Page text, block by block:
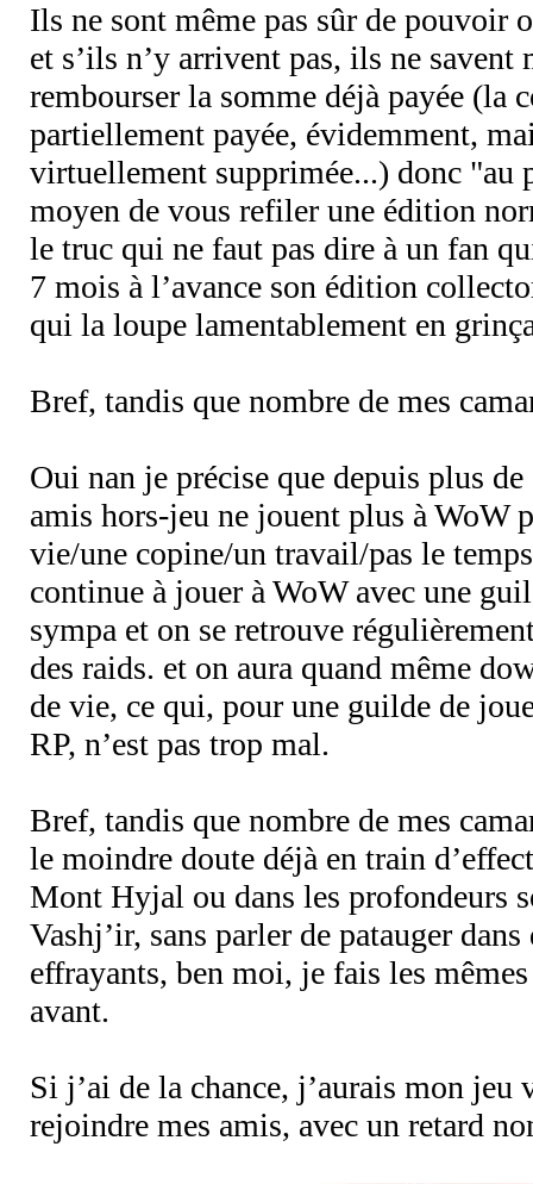
Ils ne sont même pas sûr de pouvoir
et s’ils n’y arrivent pas, ils ne savent
rembourser la somme déjà payée (la
partiellement payée, évidemment,
virtuellement supprimée...) donc "au
moyen de vous refiler une édition
le truc qui ne faut pas dire à un fan
7 mois à l’avance son édition
qui la loupe lamentablement en
Bref, tandis que nombre de mes
Oui nan je précise que depuis plus
amis hors-jeu ne jouent plus à WoW
vie/une copine/un travail/pas le
continue à jouer à WoW avec une
sympa et on se retrouve
des raids. et on aura quand même
de vie, ce qui, pour une guilde de
RP, n’est pas trop mal.
Bref, tandis que nombre de mes
le moindre doute déjà en train
Mont Hyjal ou dans les profondeurs
Vashj’ir, sans parler de patauger
effrayants, ben moi, je fais les
avant.
Si j’ai de la chance, j’aurais mon jeu
rejoindre mes amis, avec un retard